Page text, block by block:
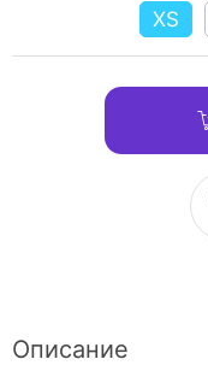
XS
Описание